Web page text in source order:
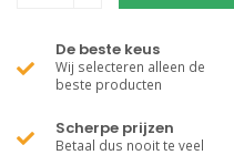
De beste keus
Wij selecteren alleen de
beste producten
Scherpe prijzen
Betaal dus nooit te veel